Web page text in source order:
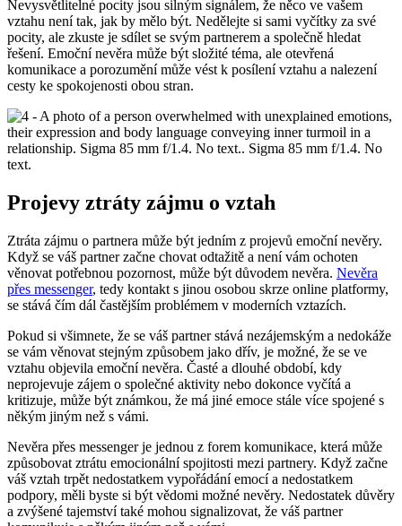
Nevysvětlitelné pocity jsou silným signálem, že něco ve vašem
vztahu není tak, jak by mělo být. Nedělejte si sami vyčítky za své
pocity, ale zkuste je sdílet se svým partnerem a společně hledat
řešení. Emoční nevěra může být složité téma, ale otevřená
komunikace a porozumění může vést k posílení vztahu a nalezení
cesty ke spokojenosti obou stran.
Projevy ztráty zájmu o vztah
Ztráta zájmu o partnera může být jedním z projevů emoční nevěry.
Když se váš partner začne chovat odtažitě a není vám ochoten
věnovat potřebnou pozornost, může být důvodem nevěra. Nevěra
přes messenger, tedy kontakt s jinou osobou skrze online platformy,
se stává čím dál častějším problémem v moderních vztazích.
Pokud si všimnete, že se váš partner stává nezájemským a nedokáže
se vám věnovat stejným způsobem jako dřív, je možné, že se ve
vztahu objevila emoční nevěra. Časté a dlouhé období, kdy
neprojevuje zájem o společné aktivity nebo dokonce vyčítá a
kritizuje, může být známkou, že má jiné emoce stále více spojené s
někým jiným než s vámi.
Nevěra přes messenger je jednou z forem komunikace, která může
způsobovat ztrátu emocionální spojitosti mezi partnery. Když začne
váš vztah trpět nedostatkem vypořádání emocí a nedostatkem
podpory, měli byste si být vědomi možné nevěry. Nedostatek důvěry
a zvýšené tajemství také mohou signalizovat, že váš partner